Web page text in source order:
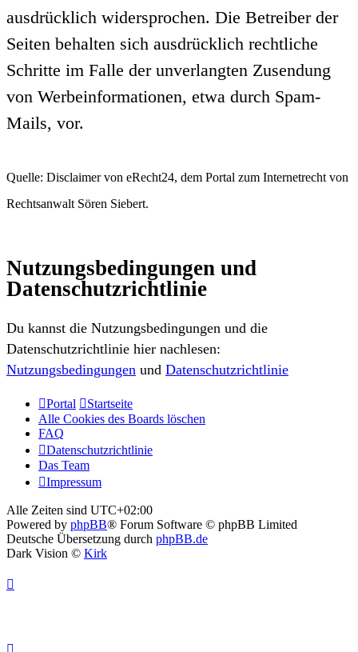
ausdrücklich widersprochen. Die Betreiber der
Seiten behalten sich ausdrücklich rechtliche
Schritte im Falle der unverlangten Zusendung
von Werbeinformationen, etwa durch Spam-
Mails, vor.
Quelle: Disclaimer von eRecht24, dem Portal zum Internetrecht von
Rechtsanwalt Sören Siebert.
Nutzungsbedingungen und
Datenschutzrichtlinie
Du kannst die Nutzungsbedingungen und die
Datenschutzrichtlinie hier nachlesen:
Nutzungsbedingungen und Datenschutzrichtlinie
Portal
Startseite
Alle Cookies des Boards löschen
FAQ
Datenschutzrichtlinie
Das Team
Impressum
Alle Zeiten sind UTC+02:00
Powered by phpBB® Forum Software © phpBB Limited
Deutsche Übersetzung durch phpBB.de
Dark Vision © Kirk